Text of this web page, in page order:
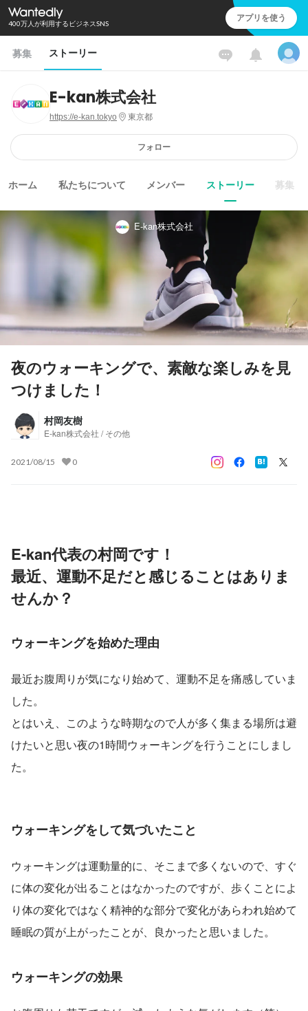
400万人が利用するビジネスSNS アプリを使う
募集 ストーリー
E-kan株式会社
https://e-kan.tokyo 東京都
フォロー
ホーム 私たちについて メンバー ストーリー 募集
E-kan株式会社
夜のウォーキングで、素敵な楽しみを見
つけました！
村岡友樹
E-kan株式会社 / その他
2021/08/15 0
E-kan代表の村岡です！
最近、運動不足だと感じることはありま
せんか？
ウォーキングを始めた理由
最近お腹周りが気になり始めて、運動不足を痛感していま
した。
とはいえ、このような時期なので人が多く集まる場所は避
けたいと思い夜の1時間ウォーキングを行うことにしまし
た。
ウォーキングをして気づいたこと
ウォーキングは運動量的に、そこまで多くないので、すぐ
に体の変化が出ることはなかったのですが、歩くことによ
り体の変化ではなく精神的な部分で変化があらわれ始めて
睡眠の質が上がったことが、良かったと思いました。
ウォーキングの効果